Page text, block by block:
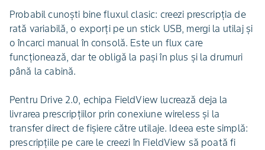
Probabil cunoști bine fluxul clasic: creezi prescripția de
rată variabilă, o exporți pe un stick USB, mergi la utilaj și
o încarci manual în consolă. Este un flux care
funcționează, dar te obligă la pași în plus și la drumuri
până la cabină.
Pentru Drive 2.0, echipa FieldView lucrează deja la
livrarea prescripțiilor prin conexiune wireless și la
transfer direct de fișiere către utilaje. Ideea este simplă:
prescripțiile pe care le creezi în FieldView să poată fi